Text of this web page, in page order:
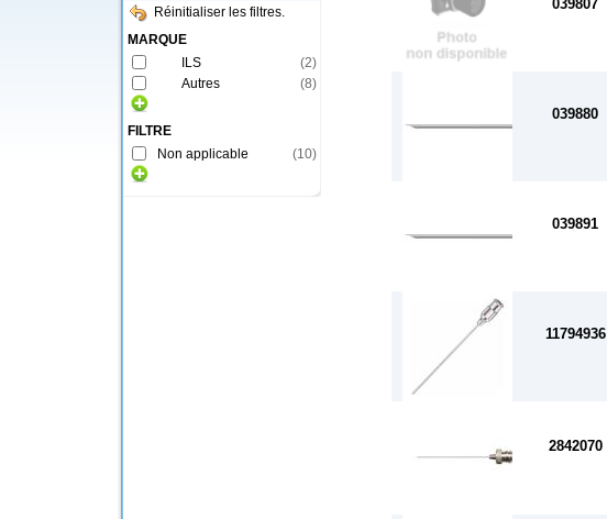
Réinitialiser les filtres.
MARQUE
ILS
(2)
Autres
(8)
FILTRE
Non applicable
(10)
039807
039880
039891
11794936
2842070